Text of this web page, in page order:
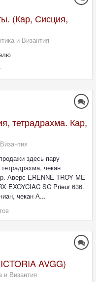
(Кар, Сисция,
и Византия
тетрадрахма. Кар,
здесь пару
чекан
Аверс ERENNE TROY ME
EXOYCIAC SC Prieur 636.
чекан А...
AVGG)
и Византия